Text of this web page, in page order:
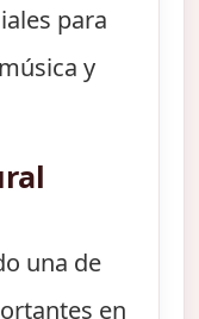
para
y
una de
en